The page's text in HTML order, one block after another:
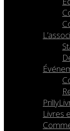
Livres